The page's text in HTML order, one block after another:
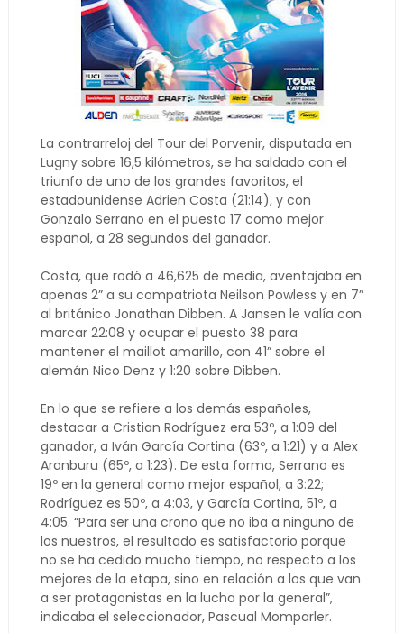
La contrarreloj del Tour del Porvenir, disputada en
Lugny sobre 16,5 kilómetros, se ha saldado con el
triunfo de uno de los grandes favoritos, el
estadounidense Adrien Costa (21:14), y con
Gonzalo Serrano en el puesto 17 como mejor
español, a 28 segundos del ganador.
Costa, que rodó a 46,625 de media, aventajaba en
apenas 2” a su compatriota Neilson Powless y en 7”
al británico Jonathan Dibben. A Jansen le valía con
marcar 22:08 y ocupar el puesto 38 para
mantener el maillot amarillo, con 41” sobre el
alemán Nico Denz y 1:20 sobre Dibben.
En lo que se refiere a los demás españoles,
destacar a Cristian Rodríguez era 53º, a 1:09 del
ganador, a Iván García Cortina (63º, a 1:21) y a Alex
Aranburu (65º, a 1:23). De esta forma, Serrano es
19º en la general como mejor español, a 3:22;
Rodríguez es 50º, a 4:03, y García Cortina, 51º, a
4:05. “Para ser una crono que no iba a ninguno de
los nuestros, el resultado es satisfactorio porque
no se ha cedido mucho tiempo, no respecto a los
mejores de la etapa, sino en relación a los que van
a ser protagonistas en la lucha por la general”,
indicaba el seleccionador, Pascual Momparler.